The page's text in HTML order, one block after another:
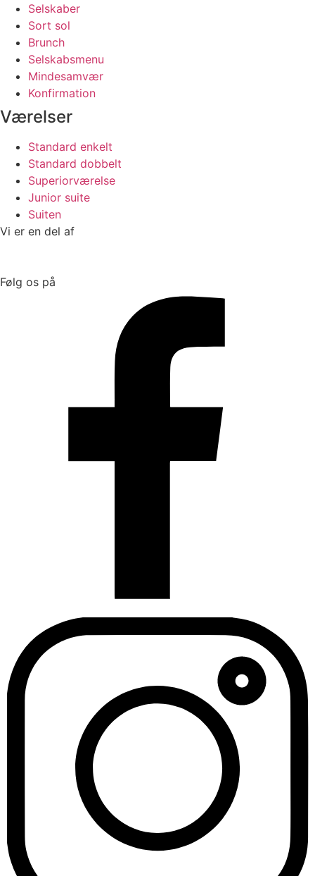
Selskaber
Sort sol
Brunch
Selskabsmenu
Mindesamvær
Konfirmation
Værelser
Standard enkelt
Standard dobbelt
Superiorværelse
Junior suite
Suiten
Vi er en del af
Følg os på